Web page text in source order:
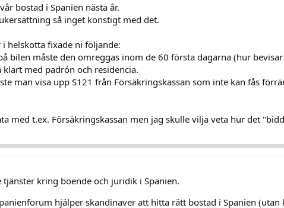
bostad i Spanien nästa år.
så inget konstigt med det.
helskotta fixade ni följande:
bilen måste den omreggas inom de 60 första dagarna (hur
klart med padrón och residencia.
man visa upp S121 från Försäkringskassan som inte kan fås
med t.ex. Försäkringskassan men jag skulle vilja veta hur det
kring boende och juridik i Spanien.
hjälper skandinaver att hitta rätt bostad i Spanien (utan